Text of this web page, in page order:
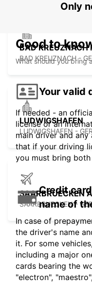
BAD KREUZNACH
BAD KREUZNACH -
LUDWIGSHAFEN
LUDWIGSHAFEN -
SAARBRUECKEN
SAARBRUECKEN -
Only
Good to
What should you bring
Your valid
If needed - an
license or an
main driver and
that if your driving
you must bring
Credit
name of
In case of
the driver's name
it. For some
including a major
cards bearing the
"electron",